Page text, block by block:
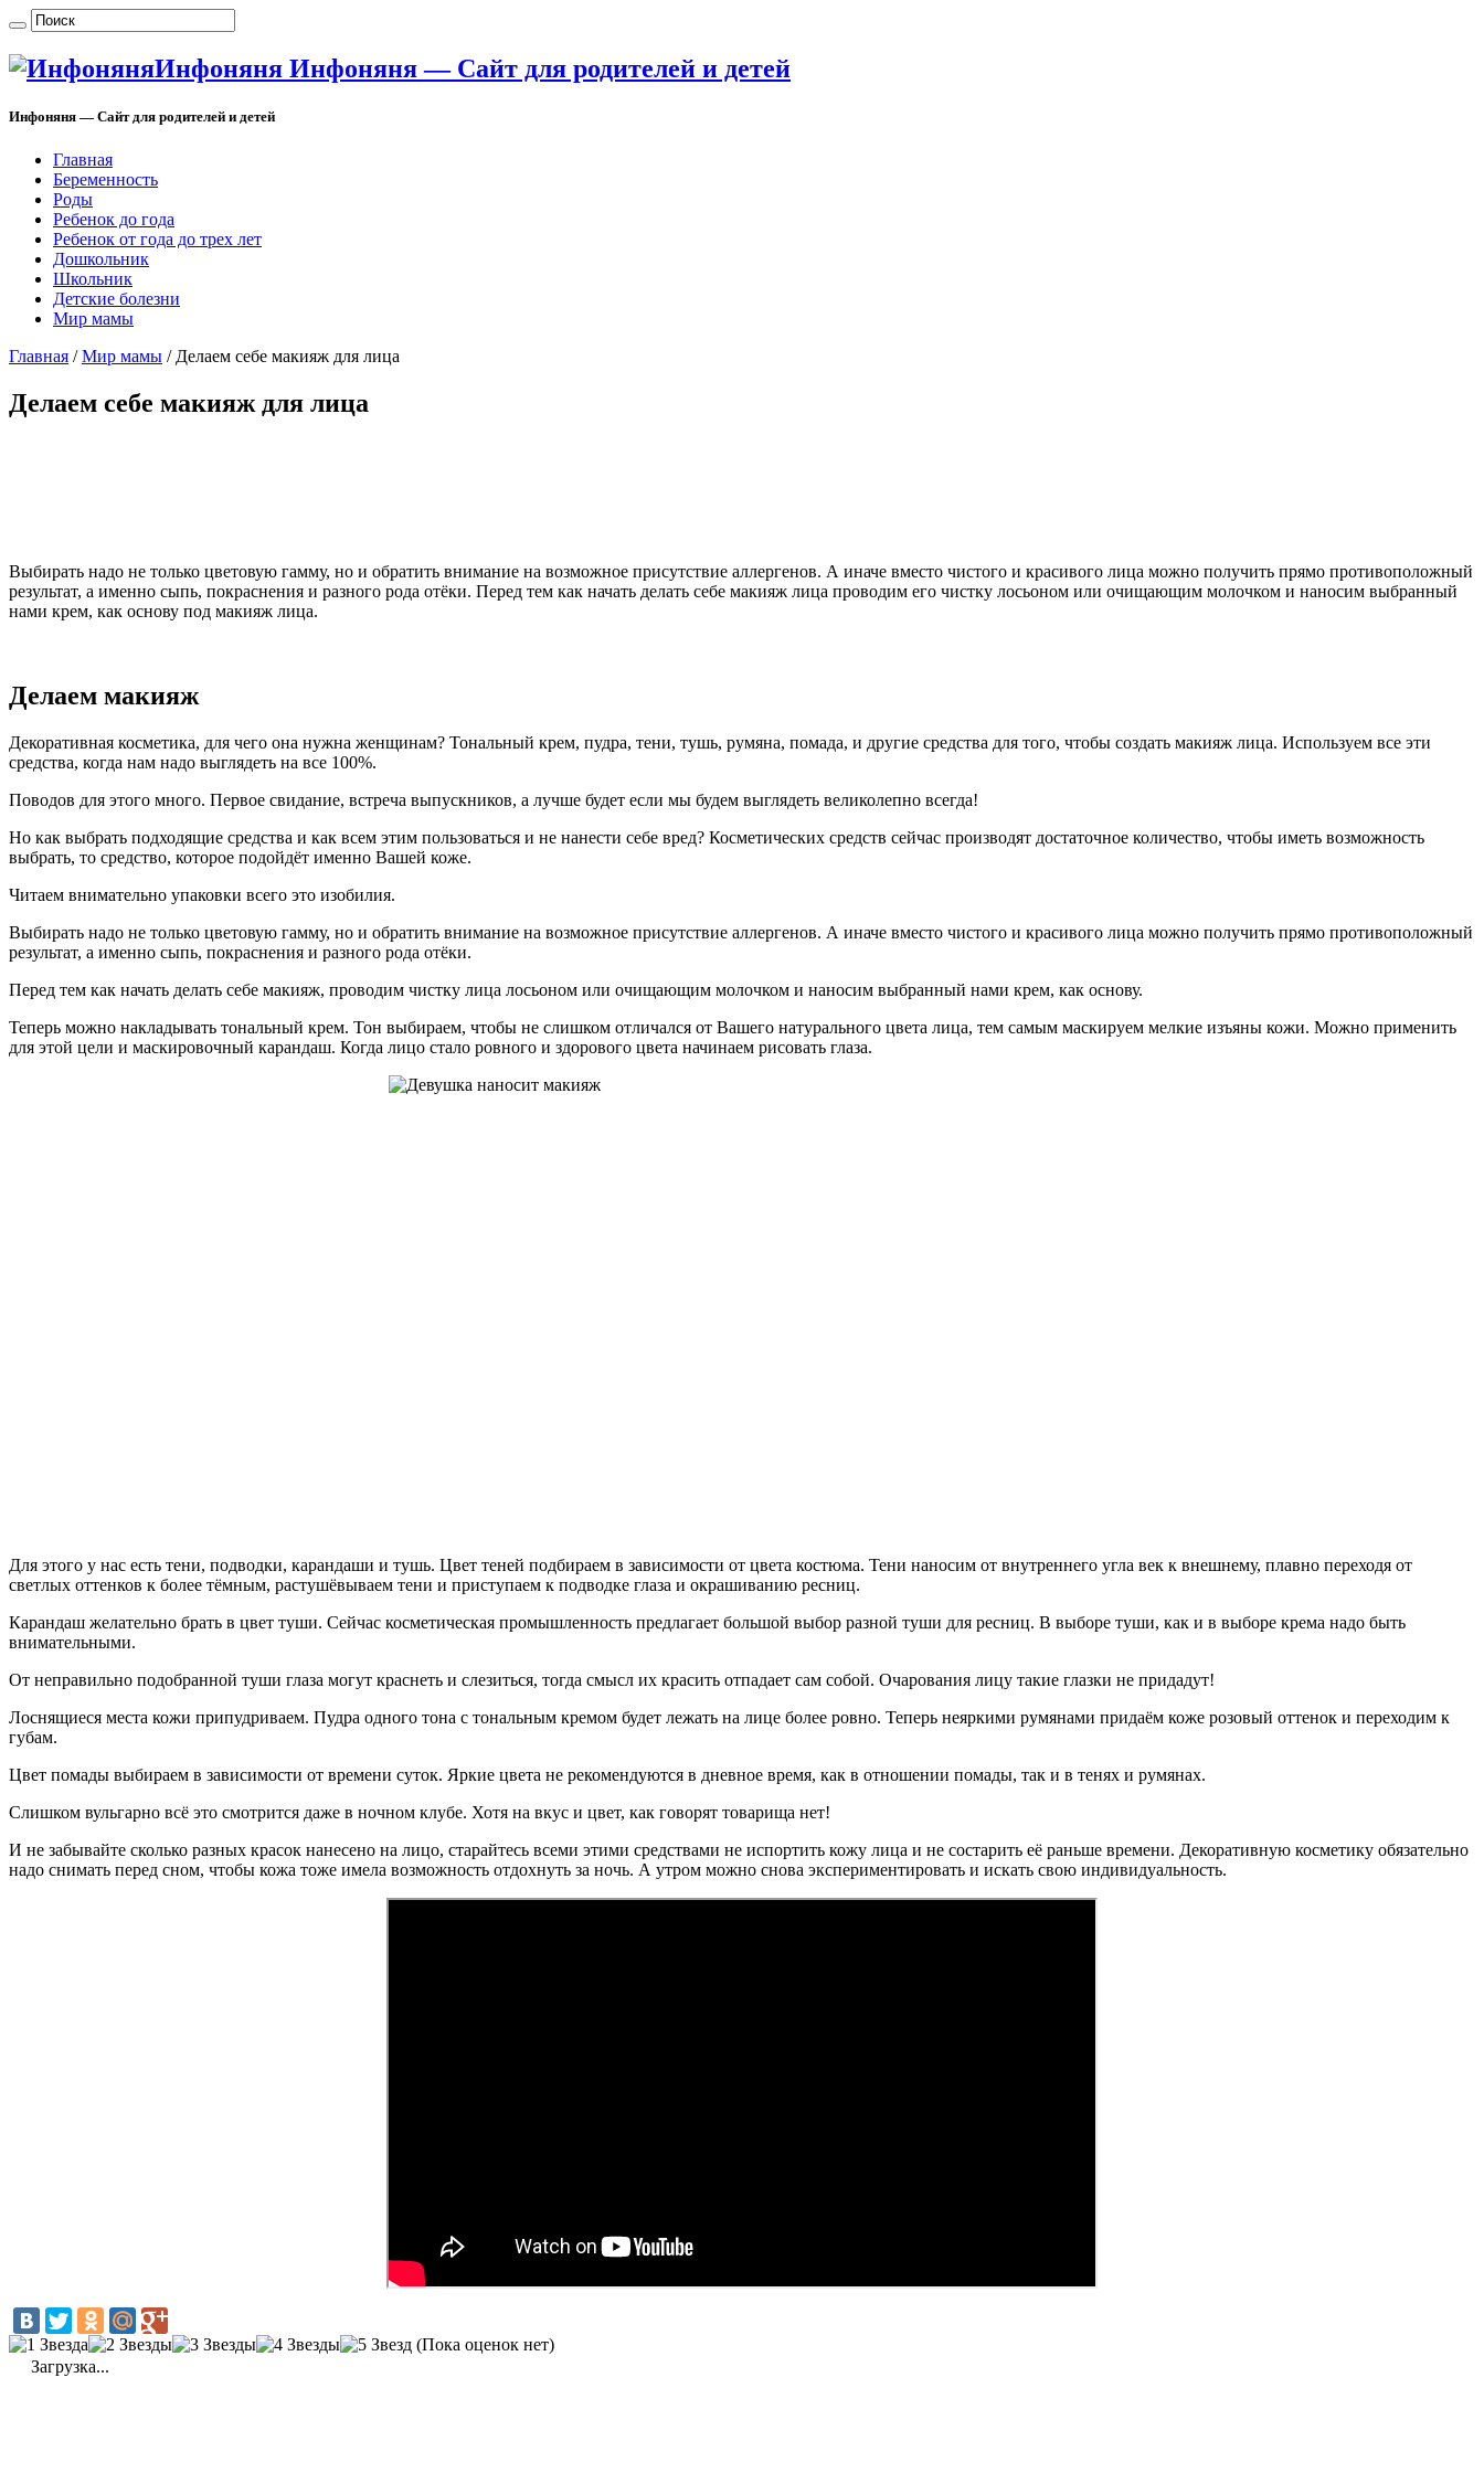
Инфоняня Инфоняня — Сайт для родителей и детей
Инфоняня — Сайт для родителей и детей
Главная
Беременность
Роды
Ребенок до года
Ребенок от года до трех лет
Дошкольник
Школьник
Детские болезни
Мир мамы
Главная / Мир мамы / Делаем себе макияж для лица
Делаем себе макияж для лица
Выбирать надо не только цветовую гамму, но и обратить внимание на возможное присутствие аллергенов. А иначе вместо чистого и красивого лица можно получить прямо противоположный
результат, а именно сыпь, покраснения и разного рода отёки. Перед тем как начать делать себе макияж лица проводим его чистку лосьоном или очищающим молочком и наносим выбранный
нами крем, как основу под макияж лица.
Делаем макияж
Декоративная косметика, для чего она нужна женщинам? Тональный крем, пудра, тени, тушь, румяна, помада, и другие средства для того, чтобы создать макияж лица. Используем все эти
средства, когда нам надо выглядеть на все 100%.
Поводов для этого много. Первое свидание, встреча выпускников, а лучше будет если мы будем выглядеть великолепно всегда!
Но как выбрать подходящие средства и как всем этим пользоваться и не нанести себе вред? Косметических средств сейчас производят достаточное количество, чтобы иметь возможность
выбрать, то средство, которое подойдёт именно Вашей коже.
Читаем внимательно упаковки всего это изобилия.
Выбирать надо не только цветовую гамму, но и обратить внимание на возможное присутствие аллергенов. А иначе вместо чистого и красивого лица можно получить прямо противоположный
результат, а именно сыпь, покраснения и разного рода отёки.
Перед тем как начать делать себе макияж, проводим чистку лица лосьоном или очищающим молочком и наносим выбранный нами крем, как основу.
Теперь можно накладывать тональный крем. Тон выбираем, чтобы не слишком отличался от Вашего натурального цвета лица, тем самым маскируем мелкие изъяны кожи. Можно применить
для этой цели и маскировочный карандаш. Когда лицо стало ровного и здорового цвета начинаем рисовать глаза.
Для этого у нас есть тени, подводки, карандаши и тушь. Цвет теней подбираем в зависимости от цвета костюма. Тени наносим от внутреннего угла век к внешнему, плавно переходя от
светлых оттенков к более тёмным, растушёвываем тени и приступаем к подводке глаза и окрашиванию ресниц.
Карандаш желательно брать в цвет туши. Сейчас косметическая промышленность предлагает большой выбор разной туши для ресниц. В выборе туши, как и в выборе крема надо быть
внимательными.
От неправильно подобранной туши глаза могут краснеть и слезиться, тогда смысл их красить отпадает сам собой. Очарования лицу такие глазки не придадут!
Лоснящиеся места кожи припудриваем. Пудра одного тона с тональным кремом будет лежать на лице более ровно. Теперь неяркими румянами придаём коже розовый оттенок и переходим к
губам.
Цвет помады выбираем в зависимости от времени суток. Яркие цвета не рекомендуются в дневное время, как в отношении помады, так и в тенях и румянах.
Слишком вульгарно всё это смотрится даже в ночном клубе. Хотя на вкус и цвет, как говорят товарища нет!
И не забывайте сколько разных красок нанесено на лицо, старайтесь всеми этими средствами не испортить кожу лица и не состарить её раньше времени. Декоративную косметику обязательно
надо снимать перед сном, чтобы кожа тоже имела возможность отдохнуть за ночь. А утром можно снова экспериментировать и искать свою индивидуальность.
(Пока оценок нет)
Загрузка...